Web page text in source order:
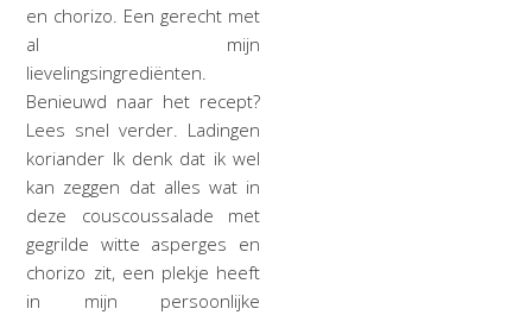
en chorizo. Een gerecht met
al mijn
lievelingsingrediënten.
Benieuwd naar het recept?
Lees snel verder. Ladingen
koriander Ik denk dat ik wel
kan zeggen dat alles wat in
deze couscoussalade met
gegrilde witte asperges en
chorizo zit, een plekje heeft
in mijn persoonlijke